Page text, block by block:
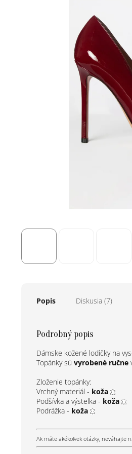
Popis Diskusia (7)
Podrobný popis
Dámske kožené lodičky na
Topánky sú vyrobené ručne
Zloženie topánky:
Vrchný materiál - koža
Podšívka a výstelka - koža
Podrážka - koža
Ak máte akékoľvek otázky, neváhajte